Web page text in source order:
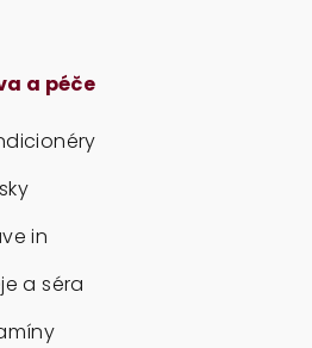
a péče
in
a séra